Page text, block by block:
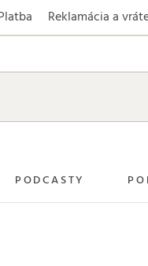
Reklamácia a
PODCASTY